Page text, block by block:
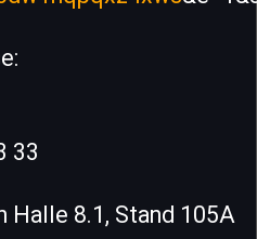
33
Halle 8.1, Stand 105A